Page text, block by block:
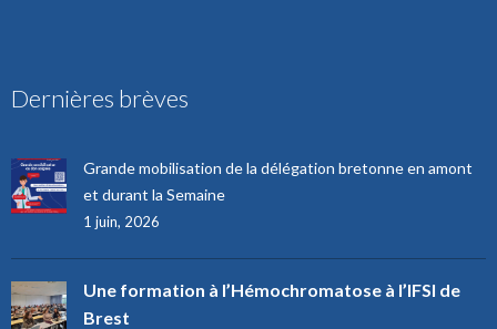
Dernières brèves
Grande mobilisation de la délégation bretonne en amont
et durant la Semaine
1 juin, 2026
Une formation à l’Hémochromatose à l’IFSI de
Brest